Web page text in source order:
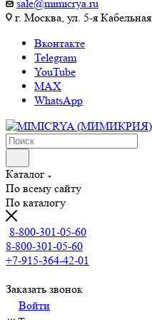
sale@mimicrya.ru
г. Москва, ул. 5-я
Вконтакте
Telegram
YouTube
MAX
WhatsApp
Каталог
По всему сайту
По каталогу
8-800-301-05-60
8-800-301-05-60
+7-915-364-42-01
Заказать звонок
Войти